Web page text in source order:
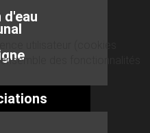
d'eau
utilisateur (cookies
des fonctionnalités